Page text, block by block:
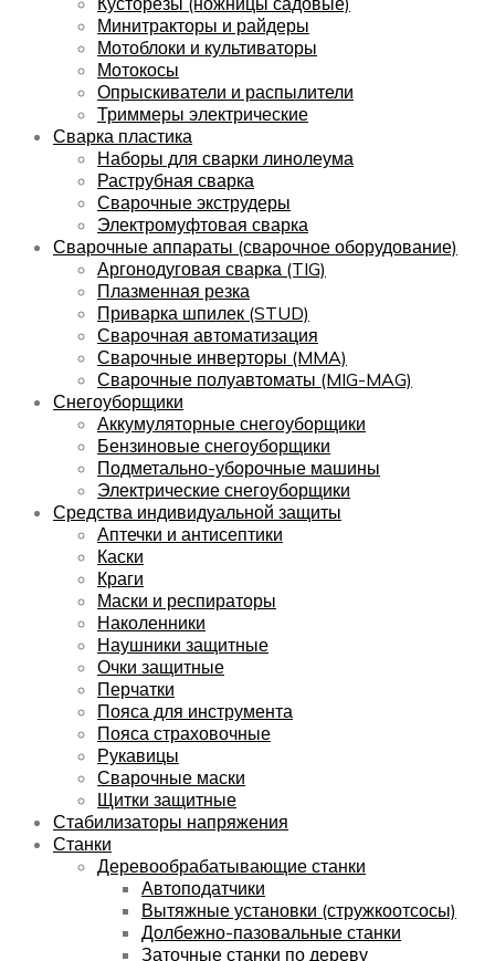
Минитракторы и райдеры
Мотоблоки и культиваторы
Мотокосы
Опрыскиватели и распылители
Триммеры электрические
Сварка пластика
Наборы для сварки линолеума
Раструбная сварка
Сварочные экструдеры
Электромуфтовая сварка
Сварочные аппараты (сварочное оборудование)
Аргонодуговая сварка (TIG)
Плазменная резка
Приварка шпилек (STUD)
Сварочная автоматизация
Сварочные инверторы (MMA)
Сварочные полуавтоматы (MIG-MAG)
Снегоуборщики
Аккумуляторные снегоуборщики
Бензиновые снегоуборщики
Подметально-уборочные машины
Электрические снегоуборщики
Средства индивидуальной защиты
Аптечки и антисептики
Каски
Краги
Маски и респираторы
Наколенники
Наушники защитные
Очки защитные
Перчатки
Пояса для инструмента
Пояса страховочные
Рукавицы
Сварочные маски
Щитки защитные
Стабилизаторы напряжения
Станки
Деревообрабатывающие станки
Автоподатчики
Вытяжные установки (стружкоотсосы)
Долбежно-пазовальные станки
Заточные станки по дереву